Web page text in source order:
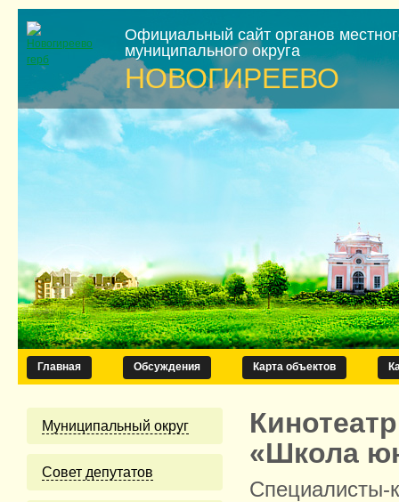
Официальный сайт органов
муниципального округа
НОВОГИРЕЕВО
Главная Обсуждения Карта объектов
Муниципальный округ
Cовет депутатов
«Школа
Специалисты-